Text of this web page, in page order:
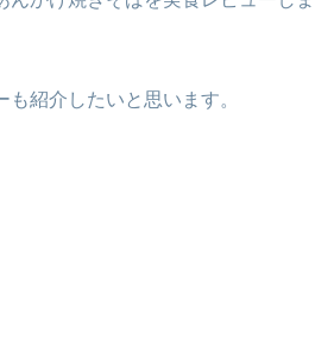
紹介したいと思います。